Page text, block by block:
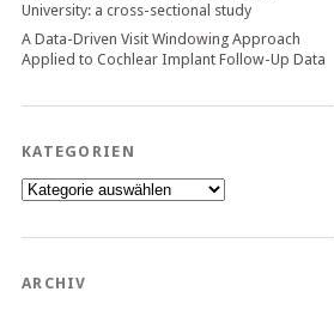
University: a cross-sectional study
A Data-Driven Visit Windowing Approach
Applied to Cochlear Implant Follow-Up Data
KATEGORIEN
Kategorien
ARCHIV